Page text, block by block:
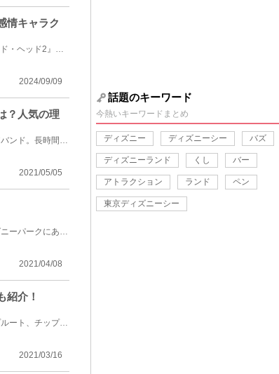
情キャラク
2015年に公開されたピクサーアニメ映画『インサイド・ヘッド』。第2弾『インサイド・ヘッド2』は2024年8...
2024/09/09
？人気の理
ディズニーヘアバンドについてご紹介！身に着けグッズとして人気のディズニーヘアバンド。長時間身に着...
2021/05/05
ディズニーの実写映画シリーズ『パイレーツ・オブ・カリビアン』。世界中のディズニーパークにあるアト...
2021/04/08
紹介！
ミッキーアンドフレンズ（ミッキー、ミニー、ドナルド、デイジー、グーフィー、プルート、チップ＆デー...
2021/03/16
話題のキーワード
今熱いキーワードまとめ
ディズニー ディズニーシー バズ
ディズニーランド くし バー
アトラクション ランド ペン
東京ディズニーシー